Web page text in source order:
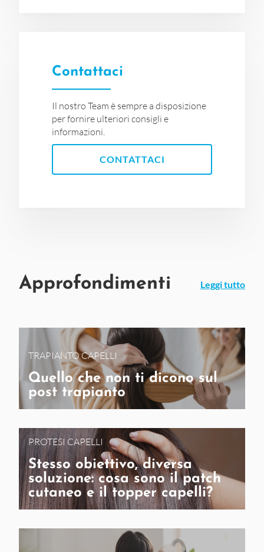
Contattaci
Il nostro Team è sempre a disposizione
per fornire ulteriori consigli e
informazioni.
CONTATTACI
Approfondimenti Leggi tutto
TRAPIANTO CAPELLI
Quello che non ti dicono sul
post trapianto
PROTESI CAPELLI
Stesso obiettivo, diversa
soluzione: cosa sono il patch
cutaneo e il topper capelli?